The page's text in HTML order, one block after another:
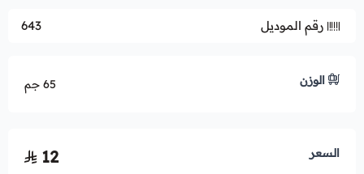
رقم الموديل 643
الوزن 65 جم
السعر 12